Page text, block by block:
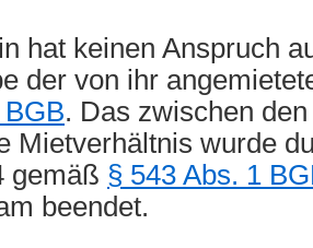
hat keinen Anspruch
der von ihr
. Das zwischen
Mietverhältnis wurde
gemäß § 543 Abs. 1
beendet.